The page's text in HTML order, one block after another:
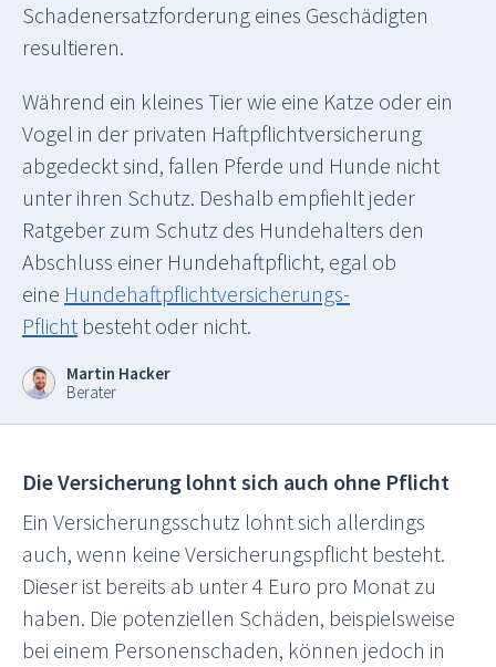
Schadenersatzforderung eines Geschädigten
resultieren.
Während ein kleines Tier wie eine Katze oder ein
Vogel in der privaten Haftpflichtversicherung
abgedeckt sind, fallen Pferde und Hunde nicht
unter ihren Schutz. Deshalb empfiehlt jeder
Ratgeber zum Schutz des Hundehalters den
Abschluss einer Hundehaftpflicht, egal ob
eine Hundehaftpflichtversicherungs-
Pflicht besteht oder nicht.
Martin Hacker
Berater
Die Versicherung lohnt sich auch ohne Pflicht
Ein Versicherungsschutz lohnt sich allerdings
auch, wenn keine Versicherungspflicht besteht.
Dieser ist bereits ab unter 4 Euro pro Monat zu
haben. Die potenziellen Schäden, beispielsweise
bei einem Personenschaden, können jedoch in